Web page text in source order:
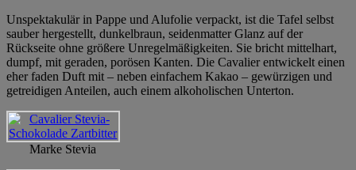
Unspektakulär in Pappe und Alufolie verpackt, ist die Tafel selbst
sauber hergestellt, dunkelbraun, seidenmatter Glanz auf der
Rückseite ohne größere Unregelmäßigkeiten. Sie bricht mittelhart,
dumpf, mit geraden, porösen Kanten. Die Cavalier entwickelt einen
eher faden Duft mit – neben einfachem Kakao – gewürzigen und
getreidigen Anteilen, auch einem alkoholischen Unterton.
Marke Stevia